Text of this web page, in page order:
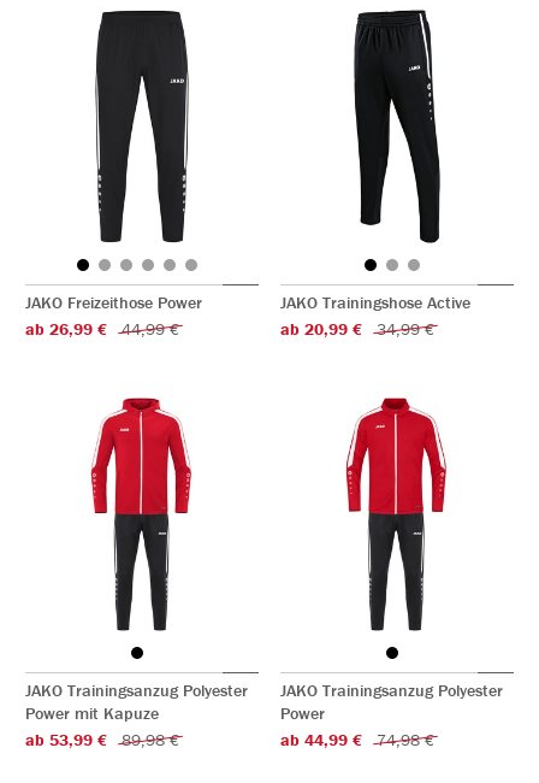
JAKO Freizeithose Power
ab 26,99 €
44,99 €
JAKO Trainingshose Active
ab 20,99 €
34,99 €
JAKO Trainingsanzug Polyester
Power mit Kapuze
ab 53,99 €
89,98 €
JAKO Trainingsanzug Polyester
Power
ab 44,99 €
74,98 €